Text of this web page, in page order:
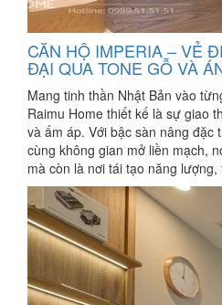
CĂN HỘ IMPERIA – VẺ
ĐẠI QUA TONE GỖ VÀ
Mang tinh thần Nhật Bản vào
Raimu Home thiết kế là sự giao
và ấm áp. Với bậc sàn nâng đặc
cùng không gian mở liền mạch,
mà còn là nơi tái tạo năng lượng,